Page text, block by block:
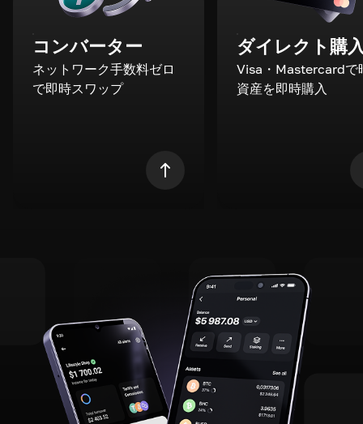
コンバーター
ネットワーク手数料ゼロ
で即時スワップ
ダイレクト購
Visa・Mastercardで
資産を即時購入